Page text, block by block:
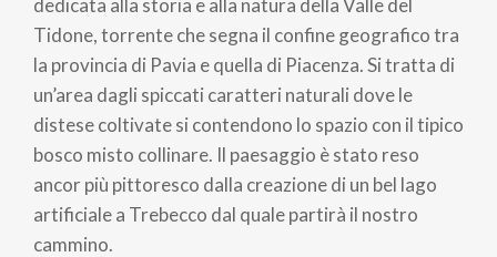
pane
Tidone, torrente che segna il confine geografico tra
la provincia di Pavia e quella di Piacenza. Si tratta di
un’area dagli spiccati caratteri naturali dove le
distese coltivate si contendono lo spazio con il tipico
bosco misto collinare. Il paesaggio è stato reso
ancor più pittoresco dalla creazione di un bel lago
artificiale a Trebecco dal quale partirà il nostro
cammino.